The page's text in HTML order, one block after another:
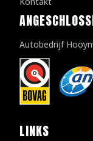
Autobedrijf
LINKS